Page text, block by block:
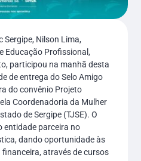
Sergipe, Nilson Lima,
Educação Profissional,
participou na manhã desta
de entrega do Selo Amigo
do convênio Projeto
Coordenadoria da Mulher
de Sergipe (TJSE). O
entidade parceira no
dando oportunidade às
através de cursos